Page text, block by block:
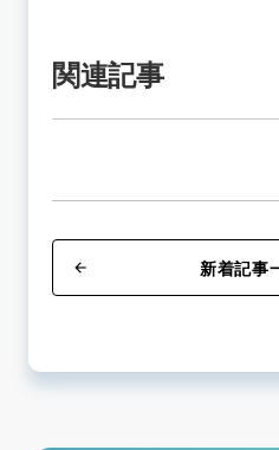
関連記事
arrow_back 新着記事